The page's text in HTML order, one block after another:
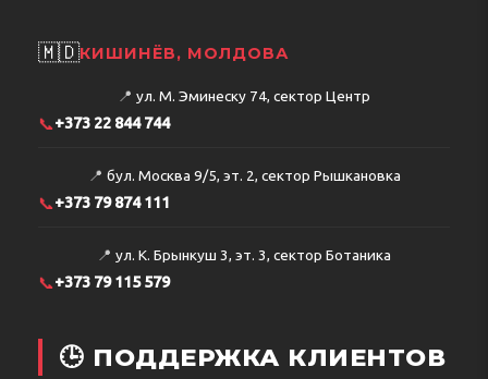
🇲🇩КИШИНЁВ, МОЛДОВА
📍 ул. М. Эминеску 74, сектор Центр
📞+373 22 844 744
📍 бул. Москва 9/5, эт. 2, сектор Рышкановка
📞+373 79 874 111
📍 ул. К. Брынкуш 3, эт. 3, сектор Ботаника
📞+373 79 115 579
🕒 ПОДДЕРЖКА КЛИЕНТОВ